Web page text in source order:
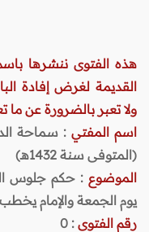
هذه الفتوى ننشرها
القديمة لغرض إفادة
ولا تعبر بالضرورة عن ما
اسم المفتي : سماحة
(المتوفى سنة 1432هـ)
الموضوع : حكم جلوس
يوم الجمعة والإمام يخطب
رقم الفتوى :
0